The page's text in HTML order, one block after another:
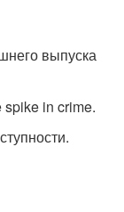
выпуска
spike in crime.